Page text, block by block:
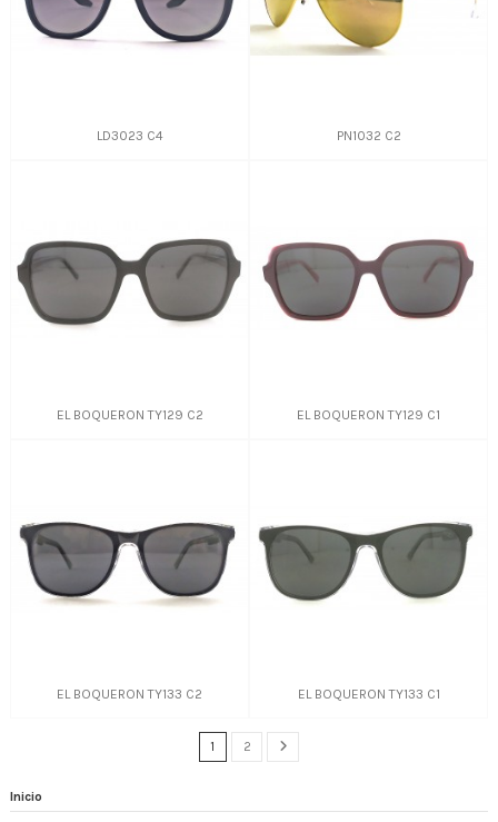
LD3023 C4 PN1032 C2
EL BOQUERON TY129 C2 EL BOQUERON TY129 C1
EL BOQUERON TY133 C2 EL BOQUERON TY133 C1
1 2
Inicio